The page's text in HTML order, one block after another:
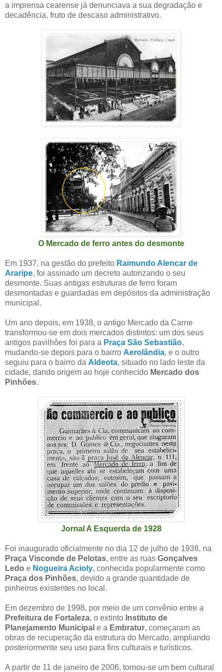
a imprensa cearense já denunciava a sua degradação e
decadência, fruto de descaso administrativo.
O Mercado de ferro antes do desmonte
Em 1937, na gestão do prefeito Raimundo Alencar de
Araripe, foi assinado um decreto autorizando o seu
desmonte. Suas antigas estruturas de ferro foram
desmontadas e guardadas em depósitos da administração
municipal.
Um ano depois, em 1938, o antigo Mercado da Carne
transformou-se em dois mercados distintos: um dos seus
antigos pavilhões foi para a Praça São Sebastião,
mudando-se depois para o bairro Aerolândia, e o outro
seguiu para o bairro da Aldeota, situado no lado leste da
cidade, dando origem ao hoje conhecido Mercado dos
Pinhões.
Jornal A Esquerda de 1928
Foi inaugurado oficialmente no dia 12 de julho de 1938, na
Praça Visconde de Pelotas, entre as ruas Gonçalves
Ledo e Nogueira Acioly, conhecida popularmente como
Praça dos Pinhões, devido a grande quantidade de
pinheiros existentes no local.
Em dezembro de 1998, por meio de um convênio entre a
Prefeitura de Fortaleza, o extinto Instituto de
Planejamento Municipal e a Embratur, começaram as
obras de recuperação da estrutura do Mercado, ampliando
posteriormente seu uso para fins culturais e turísticos.
A partir de 11 de janeiro de 2006, tornou-se um bem cultural